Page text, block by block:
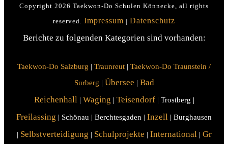
Copyright 2026 Taekwon-Do Schulen Könnecke, all rights
reserved. Impressum | Datenschutz
Berichte zu folgenden Kategorien sind vorhanden:
Taekwon-Do Salzburg | Traunreut | Taekwon-Do Traunstein /
Surberg | Übersee | Bad
Reichenhall| Waging | Teisendorf| Trostberg |
Freilassing | Schönau | Berchtesgaden | Inzell | Burghausen
| Selbstverteidigung | Schulprojekte | International| Gr